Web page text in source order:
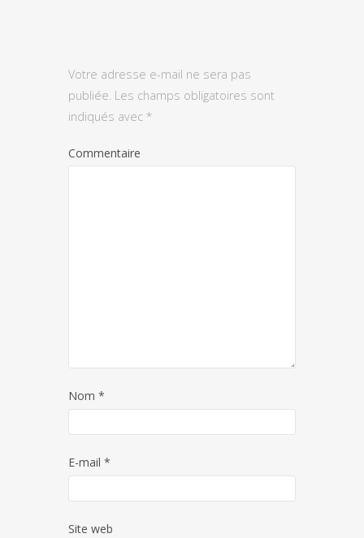
Votre adresse e-mail ne sera pas
publiée. Les champs obligatoires sont
indiqués avec *
Commentaire
Nom *
E-mail *
Site web